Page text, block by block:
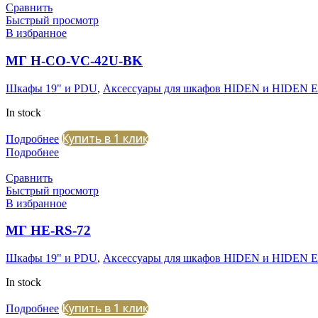
Сравнить
Быстрый просмотр
В избранное
МГ H-CO-VC-42U-BK
Шкафы 19" и PDU, Аксессуары для шкафов HIDEN и HIDEN
In stock
Подробнее Купить в 1 клик
Подробнее
Сравнить
Быстрый просмотр
В избранное
МГ HE-RS-72
Шкафы 19" и PDU, Аксессуары для шкафов HIDEN и HIDEN
In stock
Подробнее Купить в 1 клик